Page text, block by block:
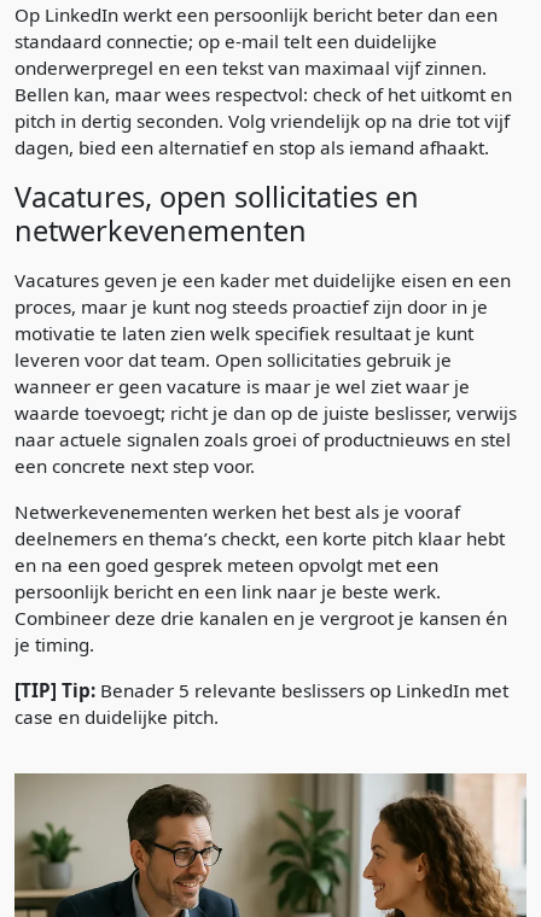
Op LinkedIn werkt een persoonlijk bericht beter dan een
standaard connectie; op e-mail telt een duidelijke
onderwerpregel en een tekst van maximaal vijf zinnen.
Bellen kan, maar wees respectvol: check of het uitkomt en
pitch in dertig seconden. Volg vriendelijk op na drie tot vijf
dagen, bied een alternatief en stop als iemand afhaakt.
Vacatures, open sollicitaties en
netwerkevenementen
Vacatures geven je een kader met duidelijke eisen en een
proces, maar je kunt nog steeds proactief zijn door in je
motivatie te laten zien welk specifiek resultaat je kunt
leveren voor dat team. Open sollicitaties gebruik je
wanneer er geen vacature is maar je wel ziet waar je
waarde toevoegt; richt je dan op de juiste beslisser, verwijs
naar actuele signalen zoals groei of productnieuws en stel
een concrete next step voor.
Netwerkevenementen werken het best als je vooraf
deelnemers en thema’s checkt, een korte pitch klaar hebt
en na een goed gesprek meteen opvolgt met een
persoonlijk bericht en een link naar je beste werk.
Combineer deze drie kanalen en je vergroot je kansen én
je timing.
[TIP] Tip: Benader 5 relevante beslissers op LinkedIn met
case en duidelijke pitch.